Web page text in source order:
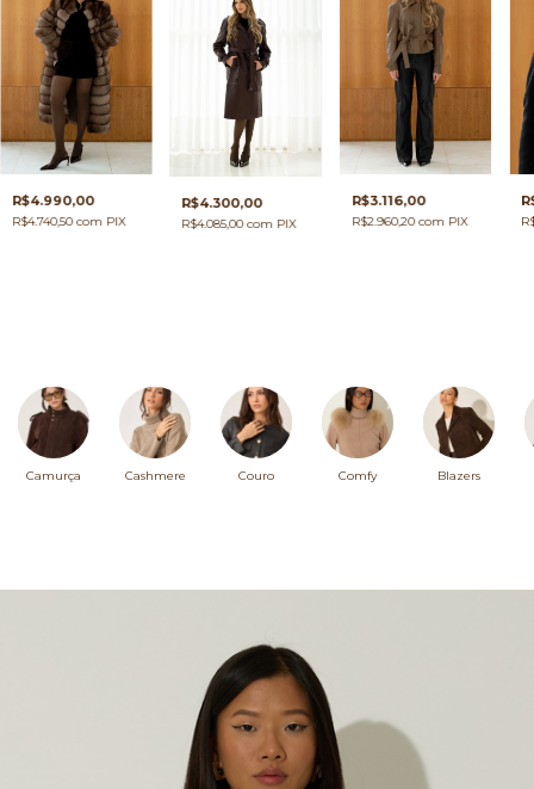
R$4.990,00
R$4.740,50com PIX
R$4.300,00
R$4.085,00com PIX
R$3.116,00
R$2.960,20com PIX
Camurça Cashmere Couro Comfy Blazers